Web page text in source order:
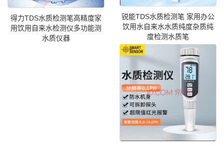
得力TDS水质检测笔高精度家
用饮用自来水检测仪多功能测
水质仪器
锐能TDS水质检测笔 家用办公
饮用水自来水水质纯度杂质纯
度检测水质笔